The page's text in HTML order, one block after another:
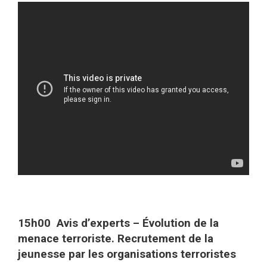
15h00 Avis d’experts – Évolution de la
menace terroriste. Recrutement de la
jeunesse par les organisations terroristes